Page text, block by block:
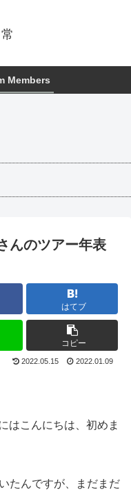
Members
んのツアー年表
はてブ
コピー
2022.05.15 2022.01.09
はこんにちは、初めま
たんですが、まだまだ